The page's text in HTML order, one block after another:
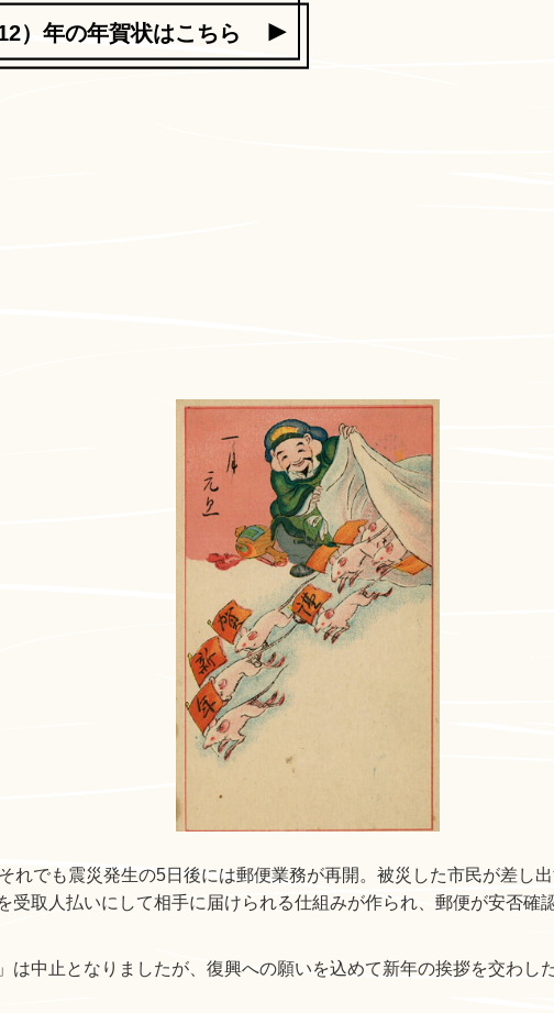
）年の年賀状はこちら
でも震災発生の5日後には郵便業務が再開。被災した市民が差し
取人払いにして相手に届けられる仕組みが作られ、郵便が安否確
中止となりましたが、復興への願いを込めて新年の挨拶を交わし